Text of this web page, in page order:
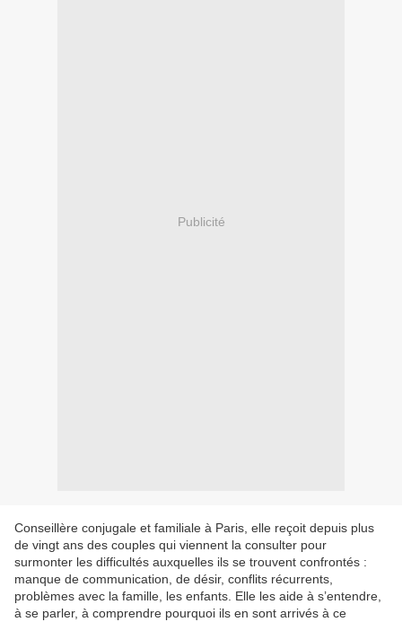
Publicité
Conseillère conjugale et familiale à Paris, elle reçoit depuis plus
de vingt ans des couples qui viennent la consulter pour
surmonter les difficultés auxquelles ils se trouvent confrontés :
manque de communication, de désir, conflits récurrents,
problèmes avec la famille, les enfants. Elle les aide à s’entendre,
à se parler, à comprendre pourquoi ils en sont arrivés à ce